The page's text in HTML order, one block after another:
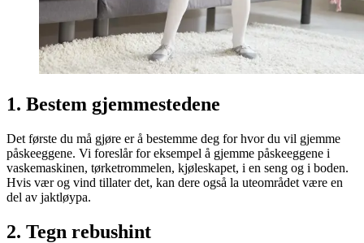
1. Bestem gjemmestedene
Det første du må gjøre er å bestemme deg for hvor du vil gjemme
påskeeggene. Vi foreslår for eksempel å gjemme påskeeggene i
vaskemaskinen, tørketrommelen, kjøleskapet, i en seng og i boden.
Hvis vær og vind tillater det, kan dere også la uteområdet være en
del av jaktløypa.
2. Tegn rebushint